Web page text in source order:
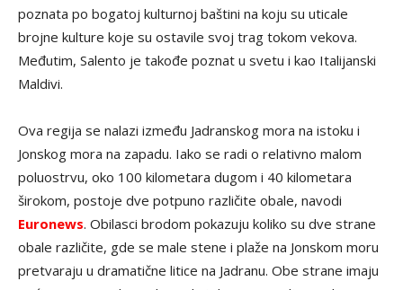
poznata po bogatoj kulturnoj baštini na koju su uticale
brojne kulture koje su ostavile svoj trag tokom vekova.
Međutim, Salento je takođe poznat u svetu i kao Italijanski
Maldivi.
Ova regija se nalazi između Jadranskog mora na istoku i
Jonskog mora na zapadu. Iako se radi o relativno malom
poluostrvu, oko 100 kilometara dugom i 40 kilometara
širokom, postoje dve potpuno različite obale, navodi
Euronews. Obilasci brodom pokazuju koliko su dve strane
obale različite, gde se male stene i plaže na Jonskom moru
pretvaraju u dramatične litice na Jadranu. Obe strane imaju